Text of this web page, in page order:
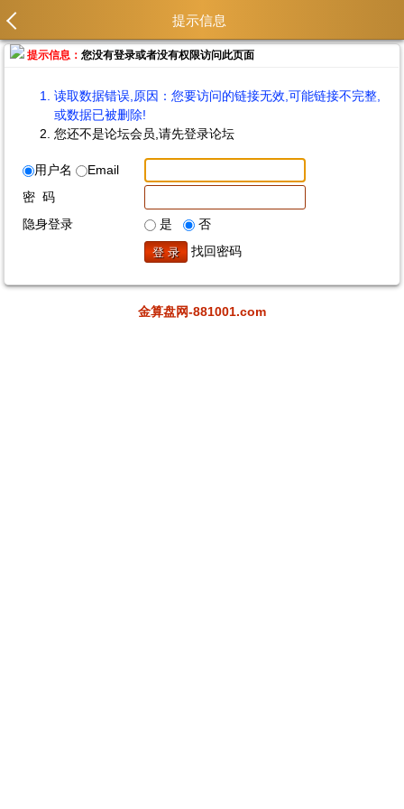
提示信息
提示信息：您没有登录或者没有权限访问此页面
读取数据错误,原因：您要访问的链接无效,可能链接不完整,
或数据已被删除!
您还不是论坛会员,请先登录论坛
用户名
Email
密 码
隐身登录
是
否
找回密码
金算盘网-881001.com